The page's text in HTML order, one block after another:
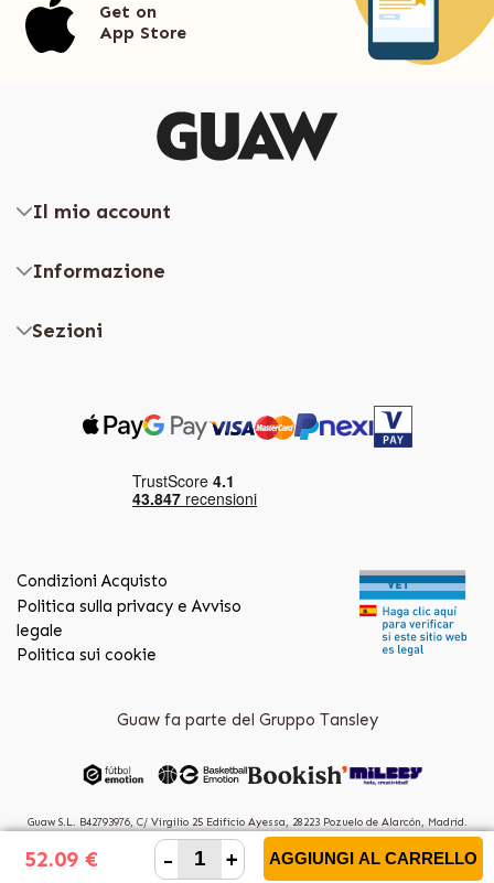
52.09 € - + AGGIUNGI AL CARRELLO
Get on
App Store
Il mio account
Informazione
Sezioni
Condizioni Acquisto
Politica sulla privacy e Avviso
legale
Politica sui cookie
Guaw fa parte del Gruppo Tansley
Guaw S.L. B42793976, C/ Virgilio 25 Edificio Ayessa, 28223 Pozuelo de Alarcón, Madrid.
(Spain)